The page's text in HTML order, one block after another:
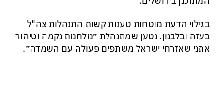
בגילוי הדעת מוטחות טענות קשות התנהלות צה"ל
בעזה ובלבנון. נטען שמתנהלת ״מלחמת נקמה וטיהור
אתני שאזרחי ישראל משתפים פעולה עם השמדה״.